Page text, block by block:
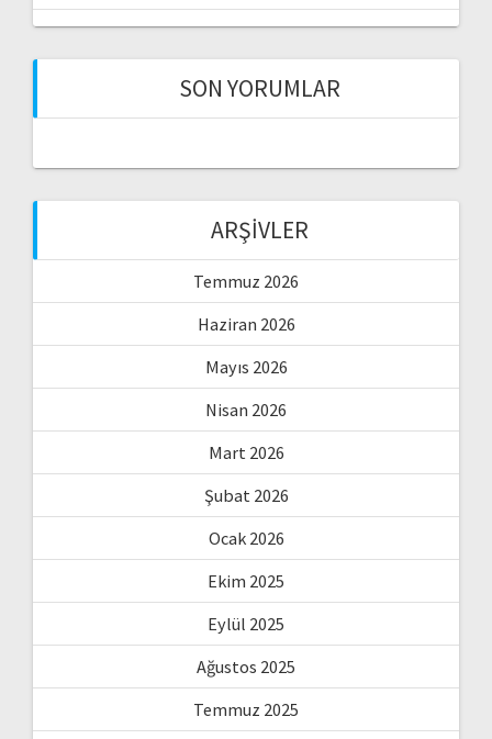
SON YORUMLAR
ARŞIVLER
Temmuz 2026
Haziran 2026
Mayıs 2026
Nisan 2026
Mart 2026
Şubat 2026
Ocak 2026
Ekim 2025
Eylül 2025
Ağustos 2025
Temmuz 2025